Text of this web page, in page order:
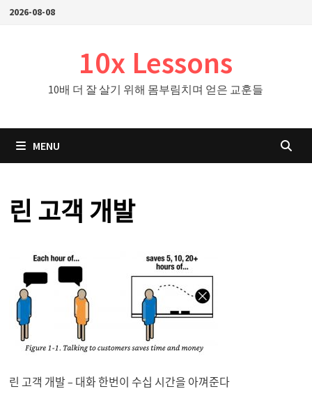
Skip2026-08-08
10x Lessons
10배 더 잘 살기 위해 몸부림치며 얻은 교훈들
MENU
린 고객 개발
린 고객 개발 – 대화 한번이 수십 시간을 아껴준다